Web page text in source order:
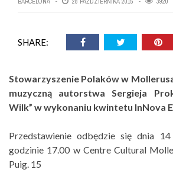
SHARE:
Stowarzyszenie Polaków w
muzyczną autorstwa Sergieja
Wilk” w wykonaniu kwintetu InNova
Przedstawienie odbędzie się dnia
godzinie 17.00 w Centre Cultural
Puig. 15